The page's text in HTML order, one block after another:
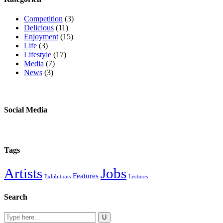
Competition (3)
Delicious (11)
Enjoyment (15)
Life (3)
Lifestyle (17)
Media (7)
News (3)
Social Media
Tags
Artists Exhibitions Features Jobs Lectures
Search